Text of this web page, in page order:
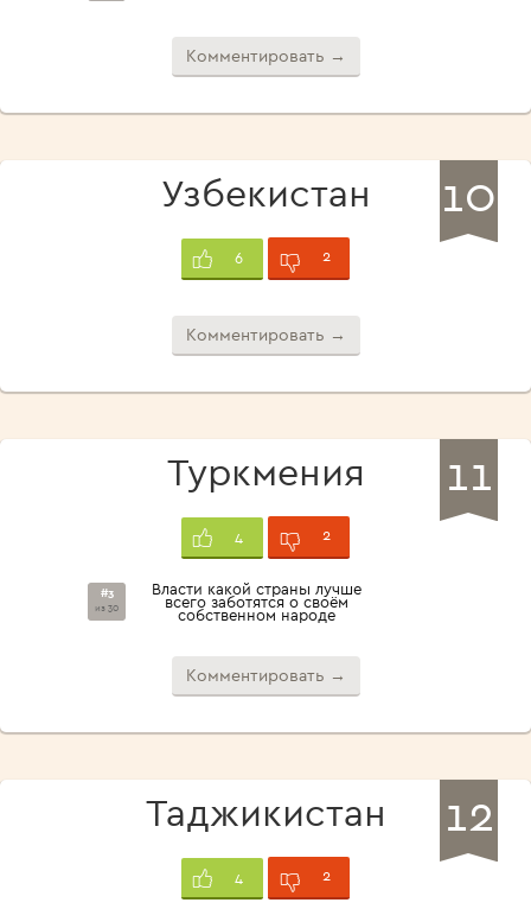
Комментировать →
10
Узбекистан
6 2
Комментировать →
11
Туркмения
4 2
#3
из 30
Власти какой страны лучше
всего заботятся о своём
собственном народе
Комментировать →
12
Таджикистан
4 2